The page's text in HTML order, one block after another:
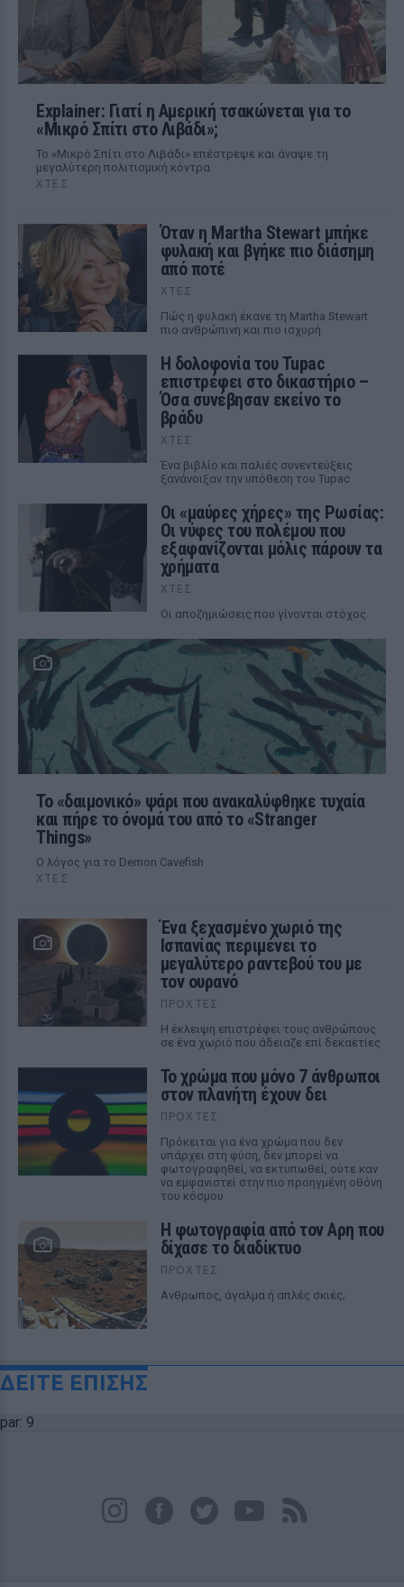
Explainer: Γιατί η Αμερική τσακώνεται για το
«Μικρό Σπίτι στο Λιβάδι»;
Το «Μικρό Σπίτι στο Λιβάδι» επέστρεψε και άναψε τη
μεγαλύτερη πολιτισμική κόντρα
ΧΤΕΣ
Όταν η Martha Stewart μπήκε
φυλακή και βγήκε πιο διάσημη
από ποτέ
ΧΤΕΣ
Πώς η φυλακή έκανε τη Martha Stewart
πιο ανθρώπινη και πιο ισχυρή
Η δολοφονία του Tupac
επιστρέφει στο δικαστήριο –
Όσα συνέβησαν εκείνο το
βράδυ
ΧΤΕΣ
Ένα βιβλίο και παλιές συνεντεύξεις
ξανάνοιξαν την υπόθεση του Tupac
Οι «μαύρες χήρες» της Ρωσίας:
Οι νύφες του πολέμου που
εξαφανίζονται μόλις πάρουν τα
χρήματα
ΧΤΕΣ
Οι αποζημιώσεις που γίνονται στόχος
Το «δαιμονικό» ψάρι που ανακαλύφθηκε τυχαία
και πήρε το όνομά του από το «Stranger
Things»
Ο λόγος για το Demon Cavefish
ΧΤΕΣ
Ένα ξεχασμένο χωριό της
Ισπανίας περιμένει το
μεγαλύτερο ραντεβού του με
τον ουρανό
ΠΡΟΧΤΈΣ
Η έκλειψη επιστρέφει τους ανθρώπους
σε ένα χωριό που άδειαζε επί δεκαετίες
Το χρώμα που μόνο 7 άνθρωποι
στον πλανήτη έχουν δει
ΠΡΟΧΤΈΣ
Πρόκειται για ένα χρώμα που δεν
υπάρχει στη φύση, δεν μπορεί να
φωτογραφηθεί, να εκτυπωθεί, ούτε καν
να εμφανιστεί στην πιο προηγμένη οθόνη
του κόσμου
Η φωτογραφία από τον Αρη που
δίχασε το διαδίκτυο
ΠΡΟΧΤΈΣ
Ανθρωπος, άγαλμα ή απλές σκιές;
ΔΕΙΤΕ ΕΠΙΣΗΣ
par: 9